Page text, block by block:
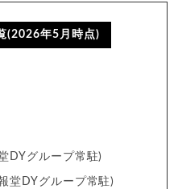
(2026年5月時点)
DYグループ常駐)
堂DYグループ常駐)